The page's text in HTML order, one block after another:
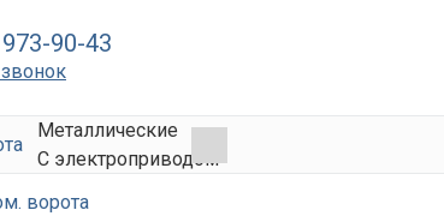
90-43
ворота
Металлические
С электроприводом